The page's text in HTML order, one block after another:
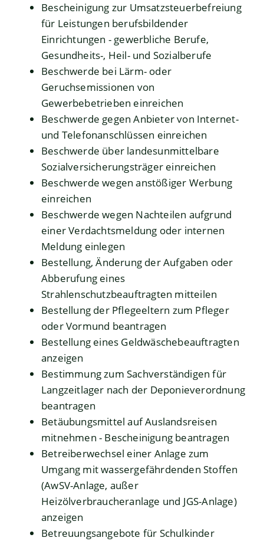
Bescheinigung zur Umsatzsteuerbefreiung
für Leistungen berufsbildender
Einrichtungen - gewerbliche Berufe,
Gesundheits-, Heil- und Sozialberufe
Beschwerde bei Lärm- oder
Geruchsemissionen von
Gewerbebetrieben einreichen
Beschwerde gegen Anbieter von Internet-
und Telefonanschlüssen einreichen
Beschwerde über landesunmittelbare
Sozialversicherungsträger einreichen
Beschwerde wegen anstößiger Werbung
einreichen
Beschwerde wegen Nachteilen aufgrund
einer Verdachtsmeldung oder internen
Meldung einlegen
Bestellung, Änderung der Aufgaben oder
Abberufung eines
Strahlenschutzbeauftragten mitteilen
Bestellung der Pflegeeltern zum Pfleger
oder Vormund beantragen
Bestellung eines Geldwäschebeauftragten
anzeigen
Bestimmung zum Sachverständigen für
Langzeitlager nach der Deponieverordnung
beantragen
Betäubungsmittel auf Auslandsreisen
mitnehmen - Bescheinigung beantragen
Betreiberwechsel einer Anlage zum
Umgang mit wassergefährdenden Stoffen
(AwSV-Anlage, außer
Heizölverbraucheranlage und JGS-Anlage)
anzeigen
Betreuungsangebote für Schulkinder